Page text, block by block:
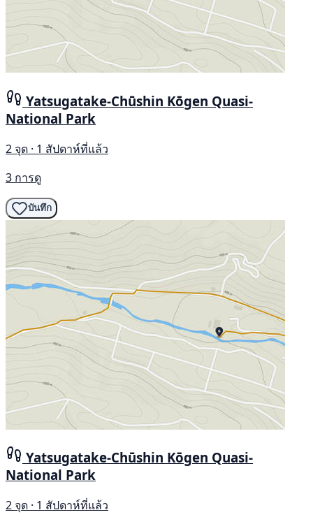
Yatsugatake-Chūshin Kōgen Quasi-
National Park
2 จุด · 1 สัปดาห์ที่แล้ว
3 การดู
บันทึก
Yatsugatake-Chūshin Kōgen Quasi-
National Park
2 จุด · 1 สัปดาห์ที่แล้ว